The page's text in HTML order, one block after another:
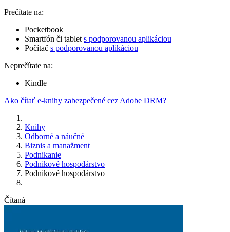
Prečítate na:
Pocketbook
Smartfón či tablet s podporovanou aplikáciou
Počítač s podporovanou aplikáciou
Neprečítate na:
Kindle
Ako čítať e-knihy zabezpečené cez Adobe DRM?
Knihy
Odborné a náučné
Biznis a manažment
Podnikanie
Podnikové hospodárstvo
Podnikové hospodárstvo
Čítaná